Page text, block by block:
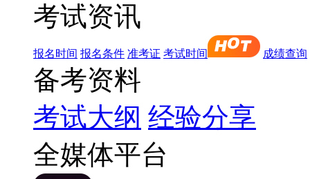
考试资讯
报名时间 报名条件 准考证 考试时间 成绩查询
备考资料
考试大纲 经验分享
全媒体平台